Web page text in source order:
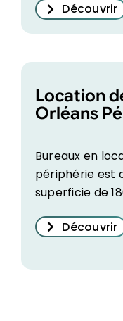
Découvrir
Location
Orléans
Bureaux en
périphérie est
superficie de
Découvrir